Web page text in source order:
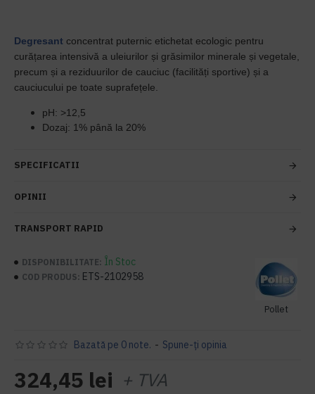
Degresant concentrat puternic etichetat ecologic pentru
curățarea intensivă a uleiurilor și grăsimilor minerale și vegetale,
precum și a reziduurilor de cauciuc (facilități sportive) și a
cauciucului pe toate suprafețele.
pH: >12,5
Dozaj: 1% până la 20%
SPECIFICATII
OPINII
TRANSPORT RAPID
DISPONIBILITATE: În Stoc
COD PRODUS: ETS-2102958
Pollet
Bazată pe 0 note. - Spune-ţi opinia
324,45 lei + TVA